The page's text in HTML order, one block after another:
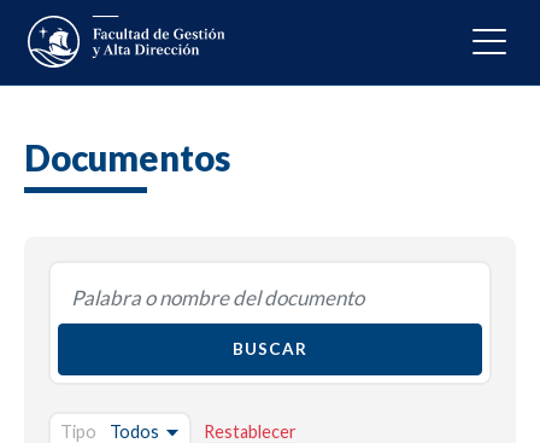
Documentos
Tipo Restablecer